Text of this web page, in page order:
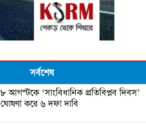
সর্বশেষ
৮ আগস্টকে ‘সাংবিধানিক প্রতিবিপ্লব দিবস’
ঘোষণা করে ৬ দফা দাবি